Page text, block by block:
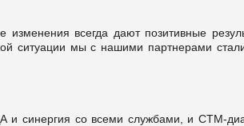
изменения всегда дают позитивные
ситуации мы с нашими партнерами
и синергия со всеми службами, и СТМ-